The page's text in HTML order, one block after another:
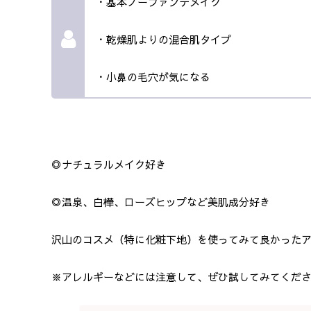
・乾燥肌よりの混合肌タイプ
・小鼻の毛穴が気になる
◎ナチュラルメイク好き
◎温泉、白樺、ローズヒップなど美肌成分好き
沢山のコスメ（特に化粧下地）を使ってみて良かった
※アレルギーなどには注意して、ぜひ試してみてくだ